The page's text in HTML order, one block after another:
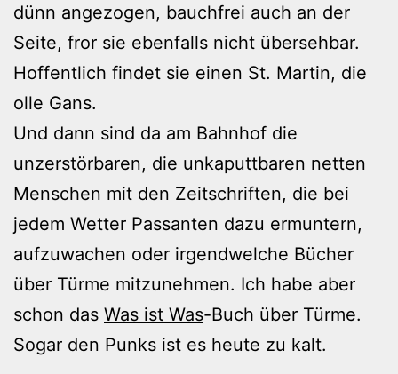
dünn angezogen, bauchfrei auch an der
Seite, fror sie ebenfalls nicht übersehbar.
Hoffentlich findet sie einen St. Martin, die
olle Gans.
Und dann sind da am Bahnhof die
unzerstörbaren, die unkaputtbaren netten
Menschen mit den Zeitschriften, die bei
jedem Wetter Passanten dazu ermuntern,
aufzuwachen oder irgendwelche Bücher
über Türme mitzunehmen. Ich habe aber
schon das Was ist Was-Buch über Türme.
Sogar den Punks ist es heute zu kalt.